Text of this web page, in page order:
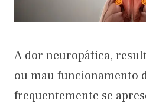
A dor neuropática,
ou mau funcionamento
frequentemente se